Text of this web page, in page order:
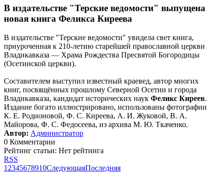
В издательстве "Терские ведомости" выпущена
новая книга Феликса Киреева
В издательстве "Терские ведомости" увидела свет книга,
приуроченная к 210-летию старейшей православной церкви
Владикавказа — Храма Рождества Пресвятой Богородицы
(Осетинской церкви).
Составителем выступил известный краевед, автор многих
книг, посвящённых прошлому Северной Осетии и города
Владикавказа, кандидат исторических наук Феликс Киреев.
Издание богато иллюстрировано, использованы фотографии
К. Е. Родионовой, Ф. С. Киреева, А. И. Жуковой, В. А.
Майорова, Ф. С. Федосеева, из архива М. Ю. Ткаченко.
Автор: Администратор
0 Комментарии
Рейтинг статьи: Нет рейтинга
RSS
1 2345678910СледующаяПоследняя